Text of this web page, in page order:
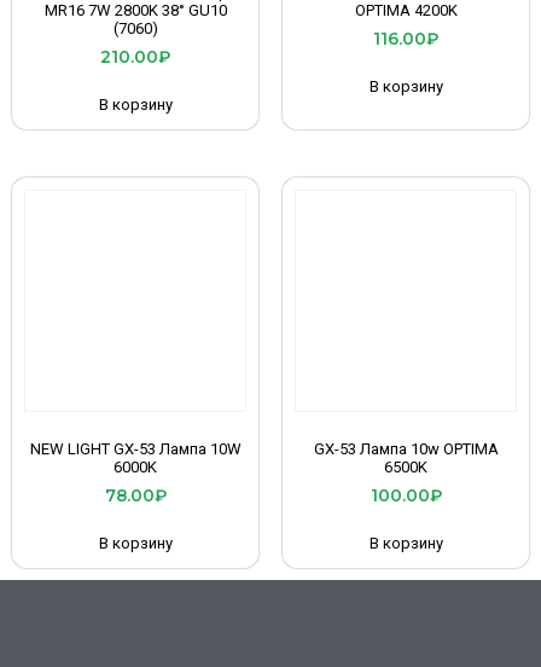
MR16 7W 2800K 38° GU10
(7060)
210.00₽
В корзину
OPTIMA 4200K
116.00₽
В корзину
NEW LIGHT GX-53 Лампа 10W
6000K
78.00₽
В корзину
GX-53 Лампа 10w OPTIMA
6500K
100.00₽
В корзину